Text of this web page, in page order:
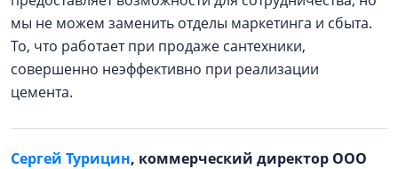
мы не можем заменить отделы маркетинга и сбыта.
То, что работает при продаже сантехники,
совершенно неэффективно при реализации
цемента.
Сергей Турицин, коммерческий директор ООО